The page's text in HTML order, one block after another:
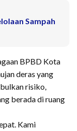
Sampah
BPBD Kota
deras yang
risiko,
berada di ruang
Kami